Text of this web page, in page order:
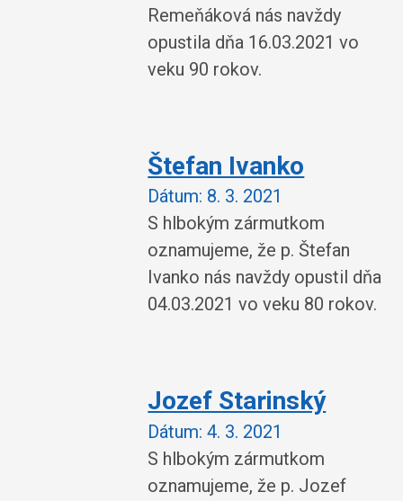
Remeňáková nás navždy
opustila dňa 16.03.2021 vo
veku 90 rokov.
Štefan Ivanko
Dátum: 8. 3. 2021
S hlbokým zármutkom
oznamujeme, že p. Štefan
Ivanko nás navždy opustil dňa
04.03.2021 vo veku 80 rokov.
Jozef Starinský
Dátum: 4. 3. 2021
S hlbokým zármutkom
oznamujeme, že p. Jozef